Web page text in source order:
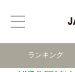
ランキング